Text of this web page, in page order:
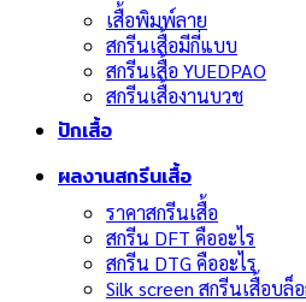
เสื้อพิมพ์ลาย
สกรีนเสื้อมีกี่แบบ
สกรีนเสื้อ YUEDPAO
สกรีนเสื้องานบวช
ปักเสื้อ
ผลงานสกรีนเสื้อ
ราคาสกรีนเสื้อ
สกรีน DFT คืออะไร
สกรีน DTG คืออะไร
Silk screen สกรีนเสื้อบล็